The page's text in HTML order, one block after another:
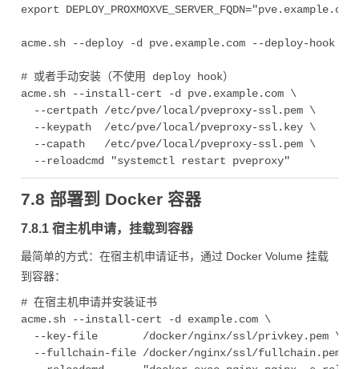
export
acme.sh --deploy -d pve.example.com --deploy-hook
# 或者手动安装（不使用 deploy hook）
acme.sh --install-cert -d pve.example.com \
  --certpath /etc/pve/local/pveproxy-ssl.pem \
  --keypath  /etc/pve/local/pveproxy-ssl.key \
  --capath   /etc/pve/local/pveproxy-ssl.pem \
7.8 部署到 Docker 容器
7.8.1 宿主机申请，挂载到容器
最简单的方式：在宿主机申请证书，通过 Docker Volume 挂载
到容器：
# 在宿主机申请并安装证书
acme.sh --install-cert -d example.com \
  --key-file       /docker/nginx/ssl/privkey.pem \
  --fullchain-file /docker/nginx/ssl/fullchain.pem \